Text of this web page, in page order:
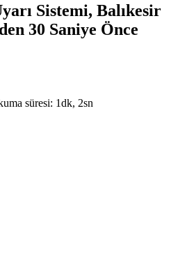
Sistemi, Balıkesir
30 Saniye Önce
süresi: 1dk, 2sn